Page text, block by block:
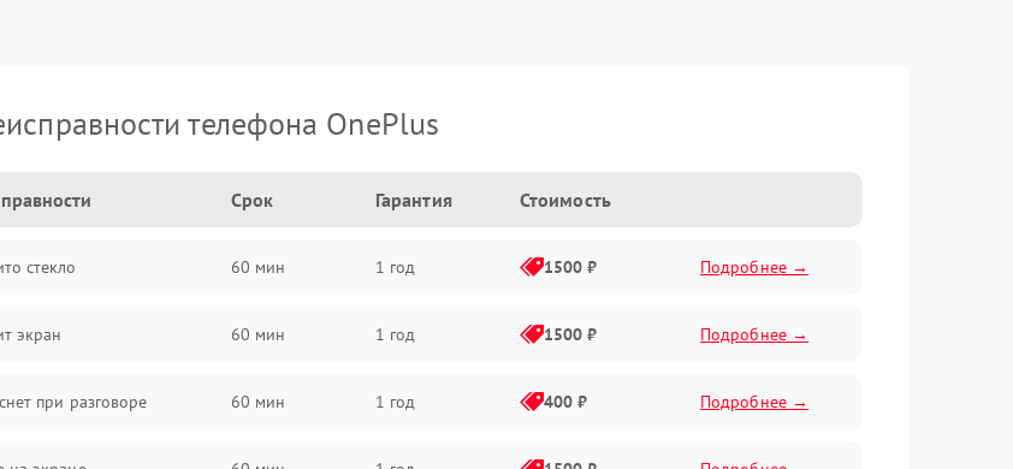
телефона OnePlus
Срок Гарантия Стоимость
стекло 60 мин 1 год 1500 ₽ Подробнее →
экран 60 мин 1 год 1500 ₽ Подробнее →
при разговоре 60 мин 1 год 400 ₽ Подробнее →